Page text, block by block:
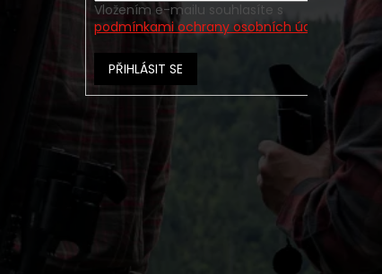
Vložením e-mailu souhlasíte s
podmínkami ochrany osobních údajů
PŘIHLÁSIT SE